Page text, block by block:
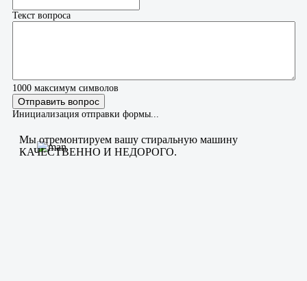
Текст вопроса
1000 максимум символов
Отправить вопрос
Инициализация отправки формы...
Мы отремонтируем вашу стиральную машину
КАЧЕСТВЕННО И НЕДОРОГО.